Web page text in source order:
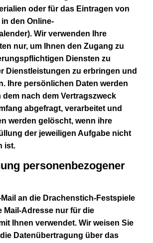
oder für das Eintragen von
den Online-
Wir verwenden Ihre
nur, um Ihnen den Zugang zu
Diensten zu
Dienstleistungen zu erbringen und
Ihre persönlichen Daten werden
nach dem Vertragszweck
abgefragt, verarbeitet und
werden gelöscht, wenn ihre
der jeweiligen Aufgabe nicht
ist.
personenbezogener
an die Drachenstich-Festspiele
Mail-Adresse nur für die
Ihnen verwendet. Wir weisen Sie
Datenübertragung über das